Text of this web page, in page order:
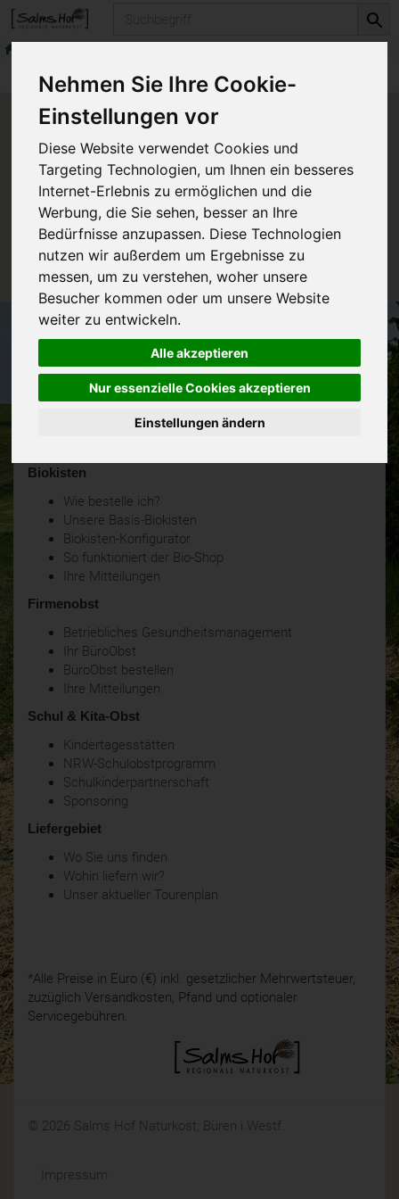
Nehmen Sie Ihre Cookie-
Einstellungen vor
Diese Website verwendet Cookies und
Targeting Technologien, um Ihnen ein besseres
Internet-Erlebnis zu ermöglichen und die
Werbung, die Sie sehen, besser an Ihre
Bedürfnisse anzupassen. Diese Technologien
nutzen wir außerdem um Ergebnisse zu
messen, um zu verstehen, woher unsere
Besucher kommen oder um unsere Website
weiter zu entwickeln.
Alle akzeptieren
Nur essenzielle Cookies akzeptieren
Einstellungen ändern
Produkte Getränke alkoholische Getränke
Produkt "Plankstettener
Maibock" nicht verfügbar.
Das von Ihnen gesuchte Produkt ist leider zur Zeit
nicht verfügbar.
Biokisten
Wie bestelle ich?
Unsere Basis-Biokisten
Biokisten-Konfigurator
So funktioniert der Bio-Shop
Ihre Mitteilungen
Firmenobst
Betriebliches Gesundheitsmanagement
Ihr BüroObst
BüroObst bestellen
Ihre Mitteilungen
Schul & Kita-Obst
Kindertagesstätten
NRW-Schulobstprogramm
Schulkinderpartnerschaft
Sponsoring
Liefergebiet
Wo Sie uns finden
Wohin liefern wir?
Unser aktueller Tourenplan
*Alle Preise in Euro (€) inkl. gesetzlicher Mehrwertsteuer,
zuzüglich Versandkosten, Pfand und optionaler
Servicegebühren.
© 2026 Salms Hof Naturkost, Büren i.Westf.
Impressum